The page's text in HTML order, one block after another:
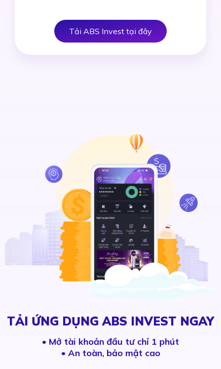
Tải ABS Invest tại đây
TẢI ỨNG DỤNG ABS INVEST NGAY
• Mở tài khoản đầu tư chỉ 1 phút
• An toàn, bảo mật cao